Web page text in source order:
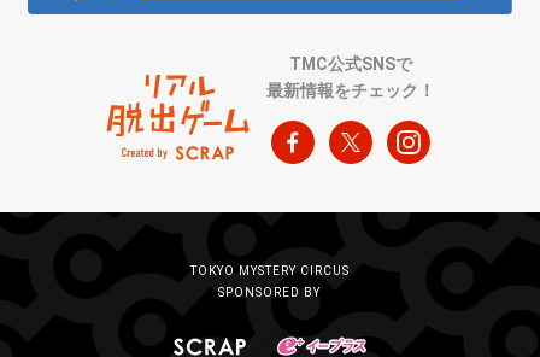
TMC公式SNSで
最新情報をチェック！
TOKYO MYSTERY CIRCUS
SPONSORED BY